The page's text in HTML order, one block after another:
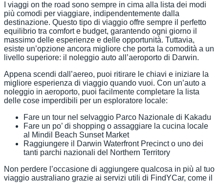
I viaggi on the road sono sempre in cima alla lista dei modi
più comodi per viaggiare, indipendentemente dalla
destinazione. Questo tipo di viaggio offre sempre il perfetto
equilibrio tra comfort e budget, garantendo ogni giorno il
massimo delle esperienze e delle opportunità. Tuttavia,
esiste un’opzione ancora migliore che porta la comodità a un
livello superiore: il noleggio auto all’aeroporto di Darwin.
Appena scendi dall’aereo, puoi ritirare le chiavi e iniziare la
migliore esperienza di viaggio quando vuoi. Con un’auto a
noleggio in aeroporto, puoi facilmente completare la lista
delle cose imperdibili per un esploratore locale:
Fare un tour nel selvaggio Parco Nazionale di Kakadu
Fare un po’ di shopping o assaggiare la cucina locale
al Mindil Beach Sunset Market
Raggiungere il Darwin Waterfront Precinct o uno dei
tanti parchi nazionali del Northern Territory
Non perdere l’occasione di aggiungere qualcosa in più al tuo
viaggio australiano grazie ai servizi utili di FindYCar, come il